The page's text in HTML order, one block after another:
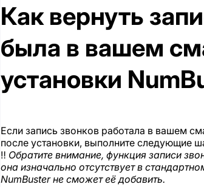
Как вернуть
была в вашем
установки
Если запись звонков работала в вашем
после установки, выполните следующие
‼️ Обратите внимание, функция записи
она изначально отсутствует в
NumBuster не сможет её добавить.